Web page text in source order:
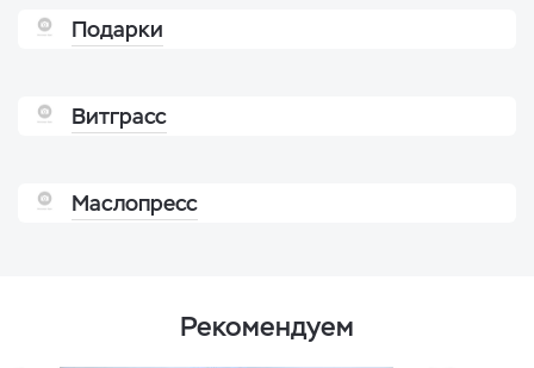
Подарки
Витграсс
Маслопресс
Рекомендуем